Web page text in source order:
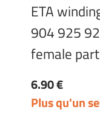
ETA
904 925
female part
6.90 €
Plus qu'un